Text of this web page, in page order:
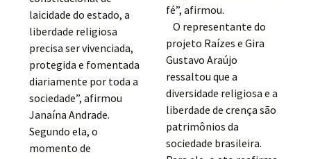
laicidade do estado, a
liberdade religiosa
precisa ser vivenciada,
protegida e fomentada
diariamente por toda a
sociedade”, afirmou
Janaína Andrade.
Segundo ela, o
momento de
fé”, afirmou.
O representante do
projeto Raízes e Gira
Gustavo Araújo
ressaltou que a
diversidade religiosa e a
liberdade de crença são
patrimônios da
sociedade brasileira.